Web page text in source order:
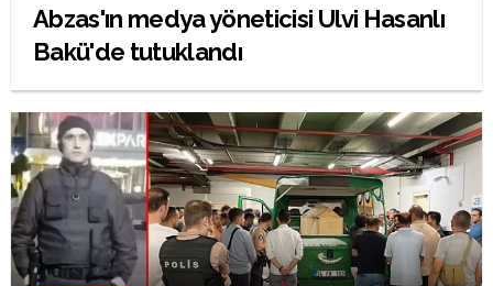
Abzas'ın medya yöneticisi Ulvi Hasanlı
Bakü'de tutuklandı